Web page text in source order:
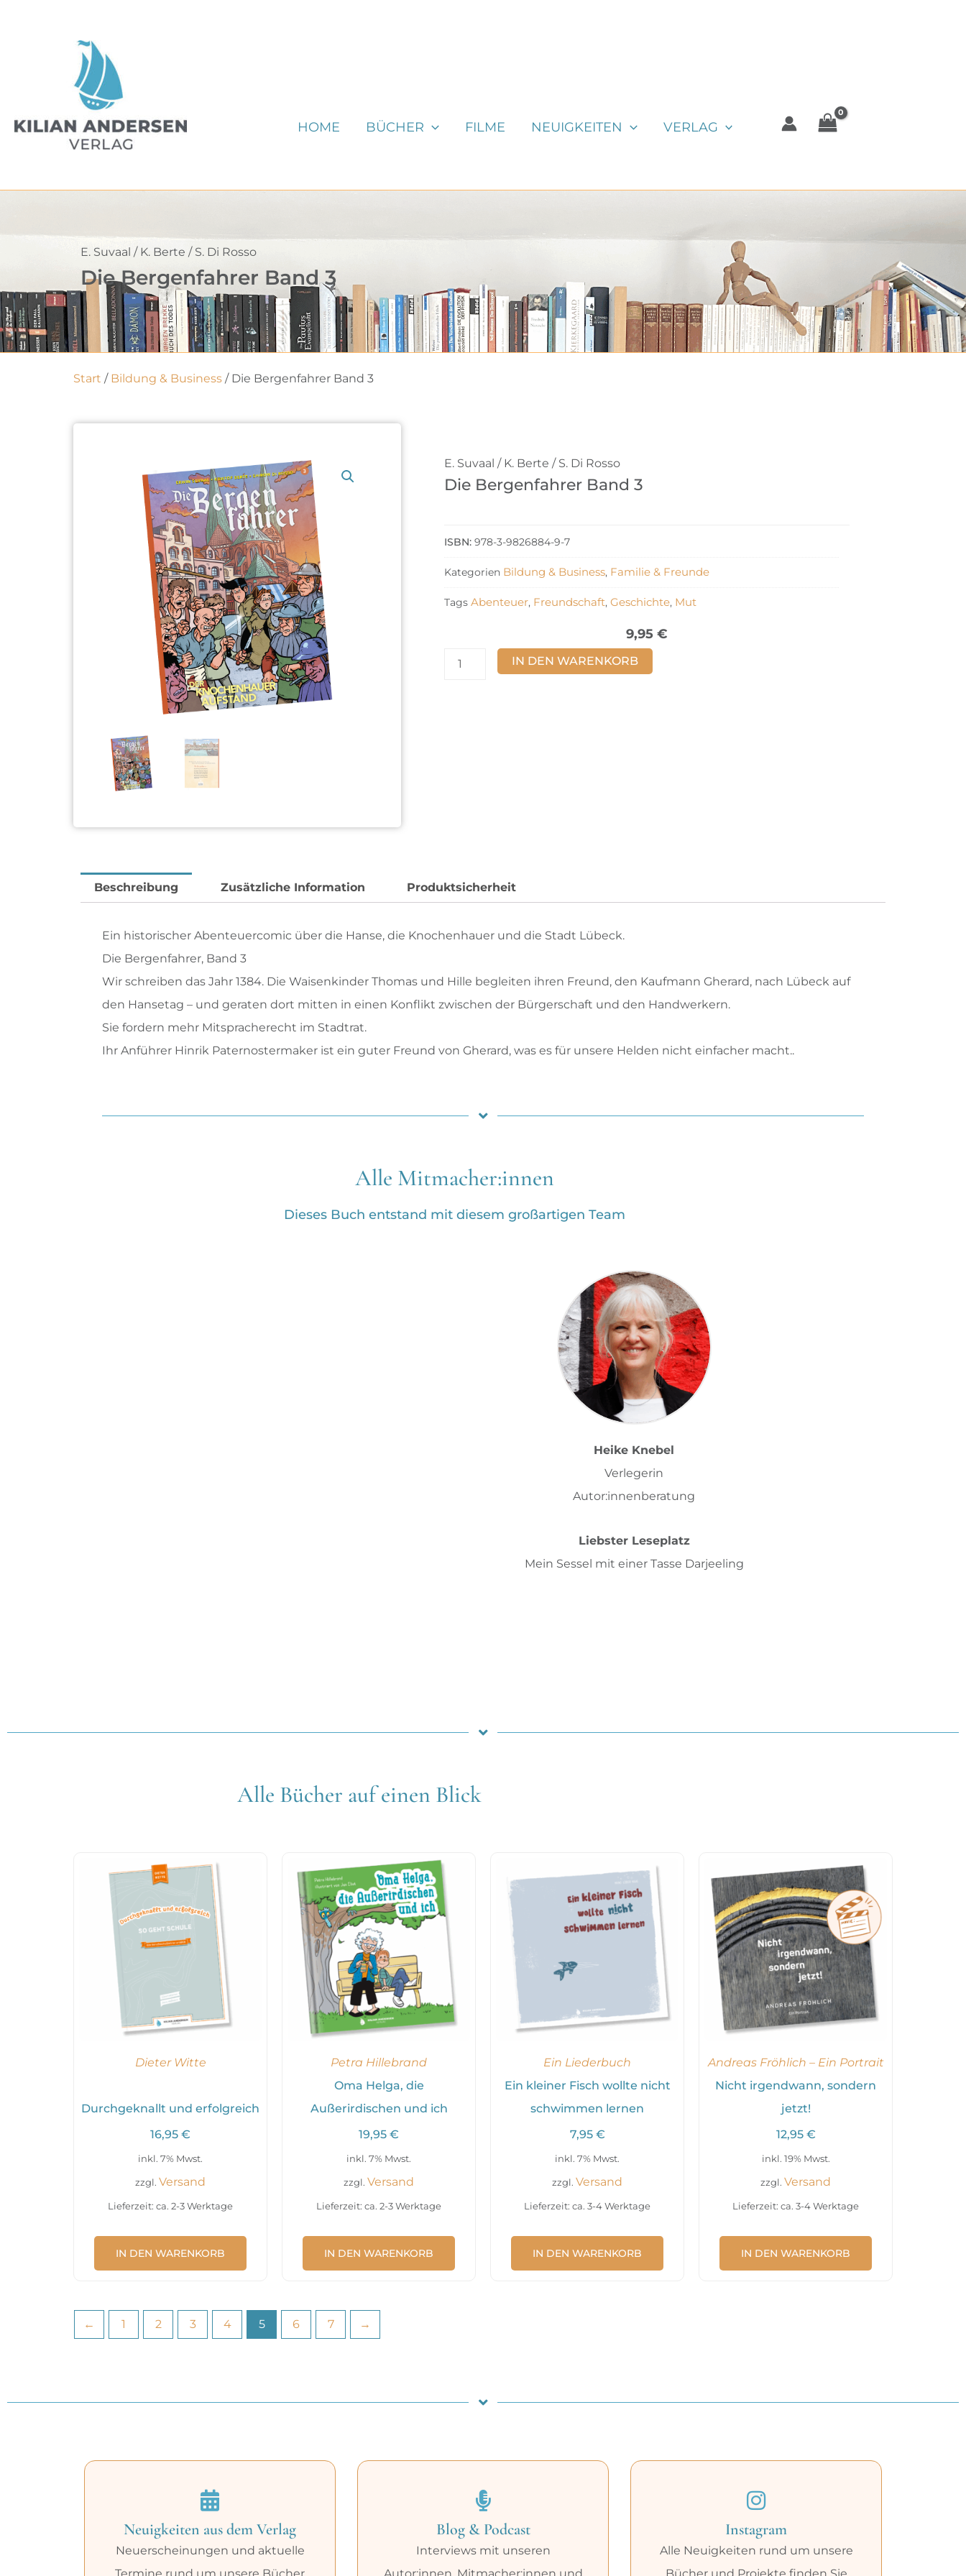
HOME BÜCHER FILME NEUIGKEITEN VERLAG
E. Suvaal / K. Berte / S. Di Rosso
Die Bergenfahrer Band 3
Start / Bildung & Business / Die Bergenfahrer Band 3
E. Suvaal / K. Berte / S. Di Rosso
Die Bergenfahrer Band 3
978-3-9826884-9-7
Kategorien Bildung & Business, Familie & Freunde
Tags Abenteuer, Freundschaft, Geschichte, Mut
9,95 €
Die
IN DEN WARENKORB
Beschreibung Zusätzliche Information Produktsicherheit
Ein historischer Abenteuercomic über die Hanse, die Knochenhauer und die Stadt Lübeck.
Die Bergenfahrer, Band 3
Wir schreiben das Jahr 1384. Die Waisenkinder Thomas und Hille begleiten ihren Freund, den Kaufmann Gherard, nach Lübeck auf
den Hansetag – und geraten dort mitten in einen Konflikt zwischen der Bürgerschaft und den Handwerkern.
Sie fordern mehr Mitspracherecht im Stadtrat.
Ihr Anführer Hinrik Paternostermaker ist ein guter Freund von Gherard, was es für unsere Helden nicht einfacher macht..
Alle Mitmacher:innen
Dieses Buch entstand mit diesem großartigen Team
Heike Knebel
Verlegerin
Autor:innenberatung
Liebster Leseplatz
Mein Sessel mit einer Tasse Darjeeling
Alle Bücher auf einen Blick
Dieter Witte
Durchgeknallt und erfolgreich
16,95 €
inkl. 7% Mwst.
zzgl. Versand
Lieferzeit: ca. 2-3 Werktage
IN DEN WARENKORB
Petra Hillebrand
Oma Helga, die
Außerirdischen und ich
19,95 €
inkl. 7% Mwst.
zzgl. Versand
Lieferzeit: ca. 2-3 Werktage
IN DEN WARENKORB
Ein Liederbuch
Ein kleiner Fisch wollte nicht
schwimmen lernen
7,95 €
inkl. 7% Mwst.
zzgl. Versand
Lieferzeit: ca. 3-4 Werktage
IN DEN WARENKORB
Andreas Fröhlich – Ein Portrait
Nicht irgendwann, sondern
jetzt!
12,95 €
inkl. 19% Mwst.
zzgl. Versand
Lieferzeit: ca. 3-4 Werktage
IN DEN WARENKORB
← 1 2 3 4 5 6 7 →
Neuigkeiten aus dem Verlag
Neuerscheinungen und aktuelle
Termine rund um unsere Bücher
Blog & Podcast
Interviews mit unseren
Autor:innen, Mitmacher:innen und
Instagram
Alle Neuigkeiten rund um unsere
Bücher und Projekte finden Sie